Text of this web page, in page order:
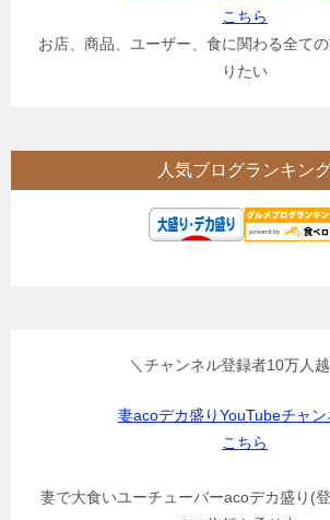
こちら
お店、商品、ユーザー、食に関わる全て
りたい
人気ブログランキン
＼チャンネル登録者10万人
妻acoデカ盛りYouTubeチャン
こちら
妻で大食いユーチューバーacoデカ盛り(